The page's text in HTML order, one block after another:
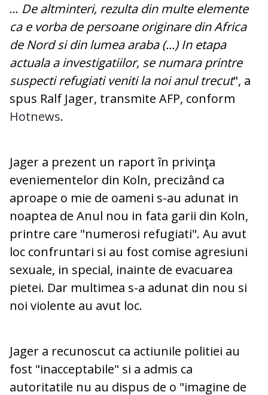
... De altminteri, rezulta din multe elemente
ca e vorba de persoane originare din Africa
de Nord si din lumea araba (...) In etapa
actuala a investigatiilor, se numara printre
suspecti refugiati veniti la noi anul trecut", a
spus Ralf Jager, transmite AFP, conform
Hotnews.
Jager a prezent un raport în privinţa
eveniementelor din Koln, precizând ca
aproape o mie de oameni s-au adunat in
noaptea de Anul nou in fata garii din Koln,
printre care "numerosi refugiati". Au avut
loc confruntari si au fost comise agresiuni
sexuale, in special, inainte de evacuarea
pietei. Dar multimea s-a adunat din nou si
noi violente au avut loc.
Jager a recunoscut ca actiunile politiei au
fost "inacceptabile" si a admis ca
autoritatile nu au dispus de o "imagine de